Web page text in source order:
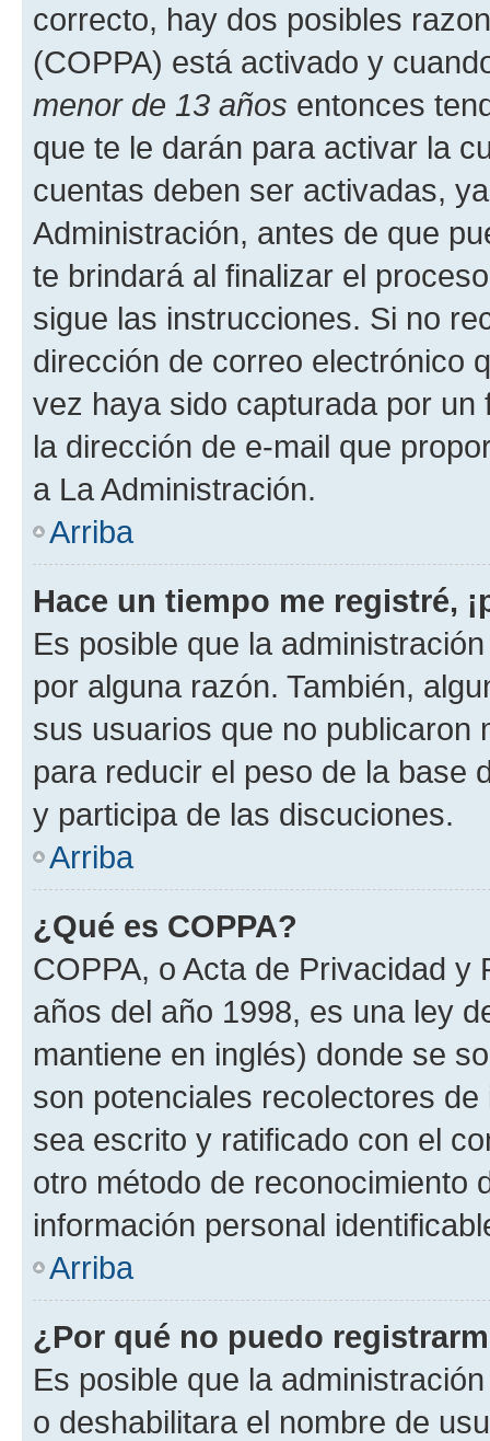
correcto, hay dos posibles
(COPPA) está activado y
menor de 13 años entonces
que te le darán para activar la
cuentas deben ser activadas,
Administración, antes de que
te brindará al finalizar el
sigue las instrucciones. Si no
dirección de correo electrónico
vez haya sido capturada por
la dirección de e-mail que
a La Administración.
Arriba
Hace un tiempo me registré,
Es posible que la
por alguna razón. También,
sus usuarios que no publicaron
para reducir el peso de la base
y participa de las discuciones.
Arriba
¿Qué es COPPA?
COPPA, o Acta de Privacidad
años del año 1998, es una ley
mantiene en inglés) donde se
son potenciales recolectores
sea escrito y ratificado con el
otro método de reconocimiento
información personal
Arriba
¿Por qué no puedo
Es posible que la
o deshabilitara el nombre de